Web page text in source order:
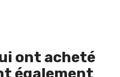
ont acheté
également